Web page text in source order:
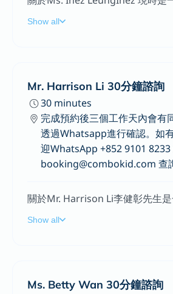
Show all
Mr. Harrison Li 30分鐘諮詢
30 minutes
完成預約後三個工作天內會有
透過Whatsapp進行確認。如
迎WhatsApp +852 9101 8233
booking@combokid.com 查
Show all
Ms. Betty Wan 30分鐘諮詢